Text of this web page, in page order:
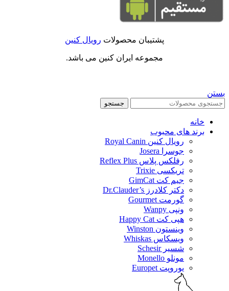
پشتیبان محصولات رویال کنین
مجموعه ایران کنین می باشد.
بستن
جستجو
خانه
برند های محبوب
رویال کنین Royal Canin
جوسرا Josera
رفلکس پلاس Reflex Plus
تریکسی Trixie
جیم کت GimCat
دکتر کلادرز Dr.Clauder’s
گورمت Gourmet
ونپی Wanpy
هپی کت Happy Cat
وینستون Winston
ویسکاس Whiskas
شسیر Schesir
مونلو Monello
یوروپت Europet